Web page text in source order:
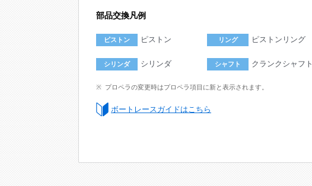
部品交換凡例
ピストン ピストン リング ピストンリング
シリンダ シリンダ シャフト クランクシャフト
プロペラの変更時はプロペラ項目に新と表示されます。
ボートレースガイドはこちら